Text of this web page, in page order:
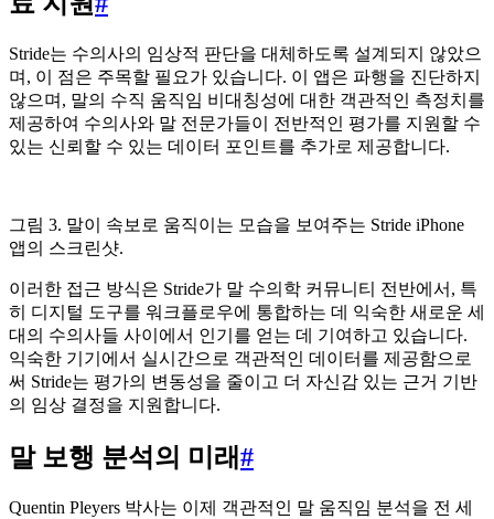
Stride는 수의사의 임상적 판단을 대체하도록 설계되지 않았으
며, 이 점은 주목할 필요가 있습니다. 이 앱은 파행을 진단하지
않으며, 말의 수직 움직임 비대칭성에 대한 객관적인 측정치를
제공하여 수의사와 말 전문가들이 전반적인 평가를 지원할 수
있는 신뢰할 수 있는 데이터 포인트를 추가로 제공합니다.
그림 3. 말이 속보로 움직이는 모습을 보여주는 Stride iPhone
앱의 스크린샷.
이러한 접근 방식은 Stride가 말 수의학 커뮤니티 전반에서, 특
히 디지털 도구를 워크플로우에 통합하는 데 익숙한 새로운 세
대의 수의사들 사이에서 인기를 얻는 데 기여하고 있습니다.
익숙한 기기에서 실시간으로 객관적인 데이터를 제공함으로
써 Stride는 평가의 변동성을 줄이고 더 자신감 있는 근거 기반
의 임상 결정을 지원합니다.
말 보행 분석의 미래#
Quentin Pleyers 박사는 이제 객관적인 말 움직임 분석을 전 세